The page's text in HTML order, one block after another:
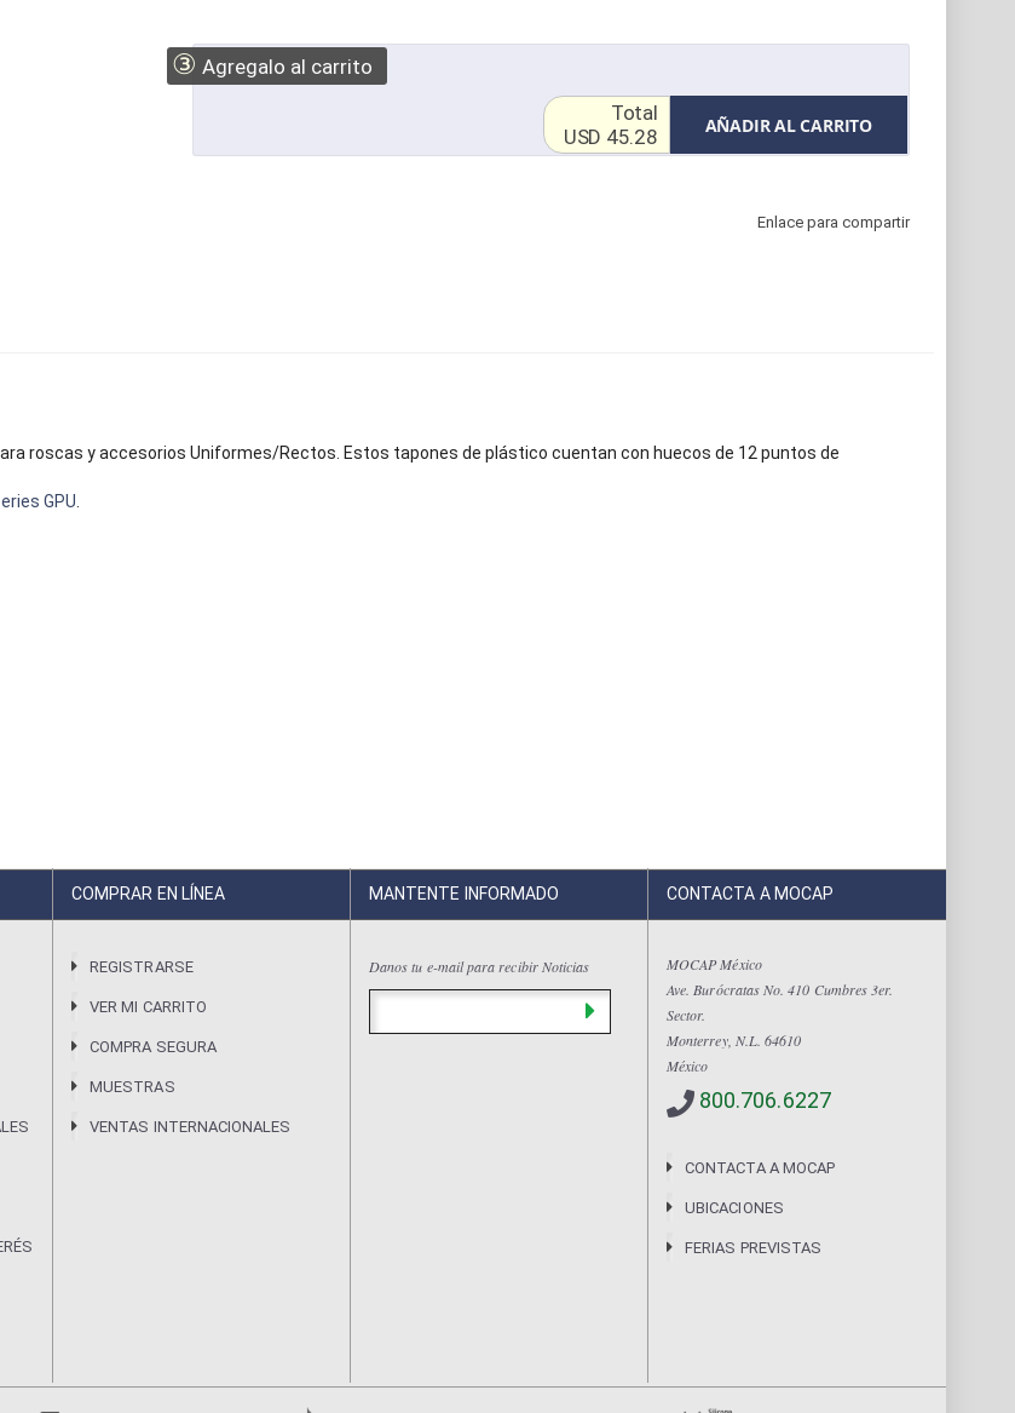
③ Agregalo al carrito
AÑADIR AL CARRITO
Total
USD 45.28
Enlace para compartir
roscas y accesorios Uniformes/Rectos. Estos tapones de plástico cuentan con huecos de 12 puntos de
GPU
COMPRAR EN LÍNEA
REGISTRARSE
VER MI CARRITO
COMPRA SEGURA
MUESTRAS
VENTAS INTERNACIONALES
MANTENTE INFORMADO
Danos tu e-mail para recibir Noticias
CONTACTA A MOCAP
MOCAP México
Ave. Burócratas No. 410 Cumbres 3er.
Sector.
Monterrey, N.L. 64610
México
800.706.6227
CONTACTA A MOCAP
UBICACIONES
FERIAS PREVISTAS